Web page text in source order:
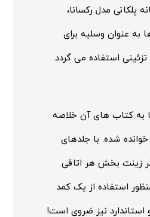
پلکانی مدل رکسانا،
به عنوان وسلیه برای
استفاده می گردد.
به کتاب های آن خلاصه
شده. با جلدهای
زینت بخش هر اتاقی
استفاده از یک کمد
نیز ضروی است!